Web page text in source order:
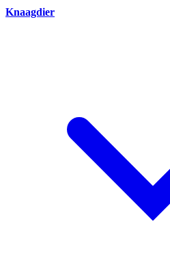
Knaagdier